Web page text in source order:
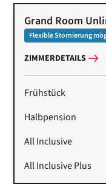
Grand Room
Flexible Stornierung
ZIMMERDETAILS
Frühstück
Halbpension
All Inclusive
All Inclusive Plus